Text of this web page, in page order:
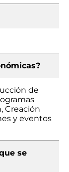
de
Creación
y eventos
se